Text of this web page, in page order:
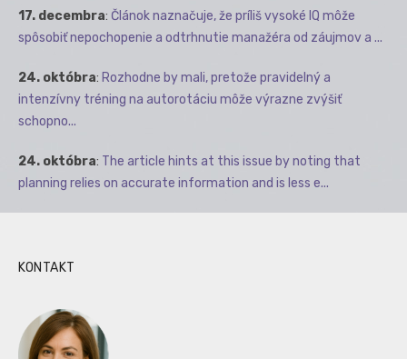
17. decembra: Článok naznačuje, že príliš vysoké IQ môže
spôsobiť nepochopenie a odtrhnutie manažéra od záujmov a ...
24. októbra: Rozhodne by mali, pretože pravidelný a
intenzívny tréning na autorotáciu môže výrazne zvýšiť
schopno...
24. októbra: The article hints at this issue by noting that
planning relies on accurate information and is less e...
KONTAKT